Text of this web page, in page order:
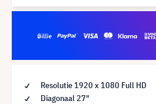
Resolutie 1920 x 1080 Full HD
Diagonaal 27"